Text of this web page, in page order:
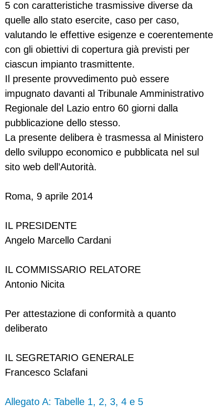
5 con caratteristiche trasmissive diverse da
quelle allo stato esercite, caso per caso,
valutando le effettive esigenze e coerentemente
con gli obiettivi di copertura già previsti per
ciascun impianto trasmittente.
Il presente provvedimento può essere
impugnato davanti al Tribunale Amministrativo
Regionale del Lazio entro 60 giorni dalla
pubblicazione dello stesso.
La presente delibera è trasmessa al Ministero
dello sviluppo economico e pubblicata nel sul
sito web dell’Autorità.
Roma, 9 aprile 2014
IL PRESIDENTE
Angelo Marcello Cardani
IL COMMISSARIO RELATORE
Antonio Nicita
Per attestazione di conformità a quanto
deliberato
IL SEGRETARIO GENERALE
Francesco Sclafani
Allegato A: Tabelle 1, 2, 3, 4 e 5